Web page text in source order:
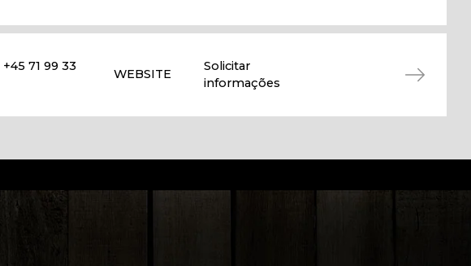
+45 71 99 33
WEBSITE
Solicitar
informações